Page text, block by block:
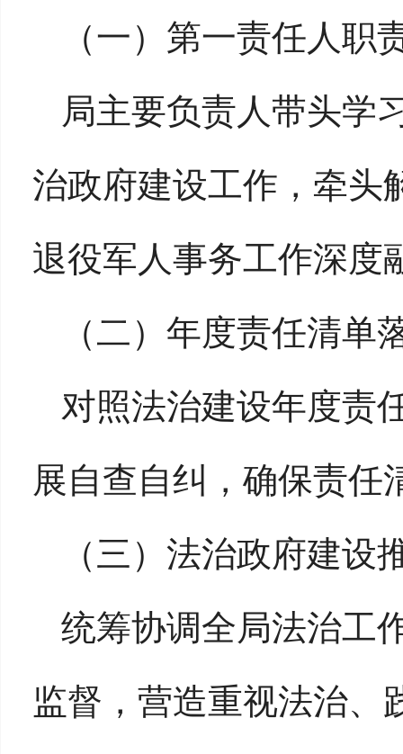
（一） 第一责任人职
局主要负责人带头学
治政府建设工作，牵头
退役军人事务工作深度
（二） 年度责任清单
对照法治建设年度责
展自查自纠，确保责任
（三） 法治政府建设
统筹协调全局法治工
监督，营造重视法治、